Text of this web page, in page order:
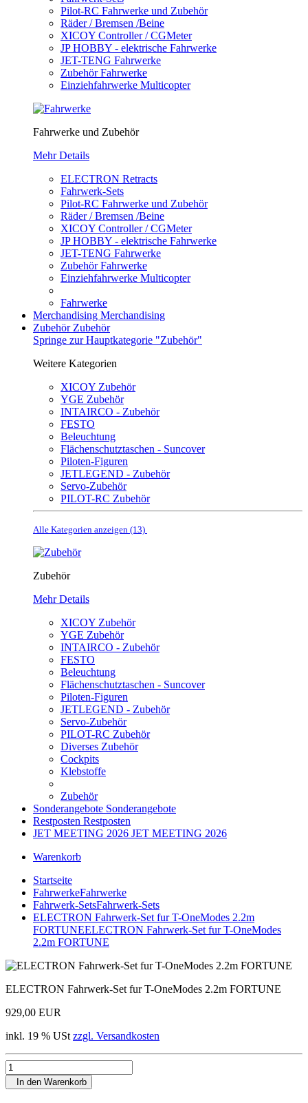
Pilot-RC Fahrwerke und Zubehör
Räder / Bremsen /Beine
XICOY Controller / CGMeter
JP HOBBY - elektrische Fahrwerke
JET-TENG Fahrwerke
Zubehör Fahrwerke
Einziehfahrwerke Multicopter
Fahrwerke und Zubehör
Mehr Details
ELECTRON Retracts
Fahrwerk-Sets
Pilot-RC Fahrwerke und Zubehör
Räder / Bremsen /Beine
XICOY Controller / CGMeter
JP HOBBY - elektrische Fahrwerke
JET-TENG Fahrwerke
Zubehör Fahrwerke
Einziehfahrwerke Multicopter
Fahrwerke
Merchandising Merchandising
Zubehör Zubehör
Springe zur Hauptkategorie "Zubehör"
Weitere Kategorien
XICOY Zubehör
YGE Zubehör
INTAIRCO - Zubehör
FESTO
Beleuchtung
Flächenschutztaschen - Suncover
Piloten-Figuren
JETLEGEND - Zubehör
Servo-Zubehör
PILOT-RC Zubehör
Alle Kategorien anzeigen (13)
Zubehör
Mehr Details
XICOY Zubehör
YGE Zubehör
INTAIRCO - Zubehör
FESTO
Beleuchtung
Flächenschutztaschen - Suncover
Piloten-Figuren
JETLEGEND - Zubehör
Servo-Zubehör
PILOT-RC Zubehör
Diverses Zubehör
Cockpits
Klebstoffe
Zubehör
Sonderangebote Sonderangebote
Restposten Restposten
JET MEETING 2026 JET MEETING 2026
Warenkorb
Startseite
FahrwerkeFahrwerke
Fahrwerk-SetsFahrwerk-Sets
ELECTRON Fahrwerk-Set fur T-OneModes 2.2m
FORTUNEELECTRON Fahrwerk-Set fur T-OneModes
2.2m FORTUNE
ELECTRON Fahrwerk-Set fur T-OneModes 2.2m FORTUNE
929,00 EUR
inkl. 19 % USt zzgl. Versandkosten
In den Warenkorb